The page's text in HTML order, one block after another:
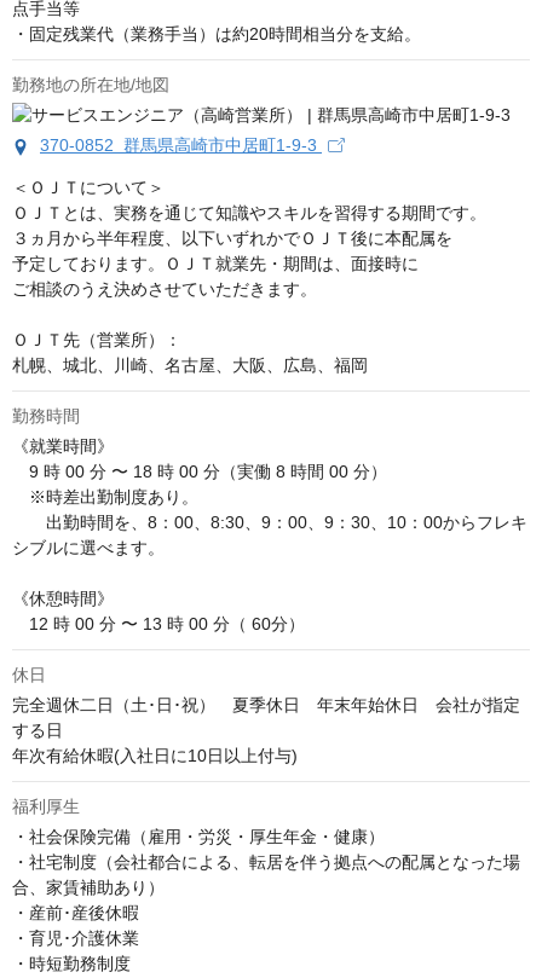
点手当等
・固定残業代（業務手当）は約20時間相当分を支給。
勤務地の所在地/地図
370-0852 群馬県高崎市中居町1-9-3
＜ＯＪＴについて＞
ＯＪＴとは、実務を通じて知識やスキルを習得する期間です。
３ヵ月から半年程度、以下いずれかでＯＪＴ後に本配属を
予定しております。ＯＪＴ就業先・期間は、面接時に
ご相談のうえ決めさせていただきます。
ＯＪＴ先（営業所）：
札幌、城北、川崎、名古屋、大阪、広島、福岡
勤務時間
《就業時間》
9 時 00 分 〜 18 時 00 分（実働 8 時間 00 分）
※時差出勤制度あり。
出勤時間を、8：00、8:30、9：00、9：30、10：00からフレキ
シブルに選べます。
《休憩時間》
12 時 00 分 〜 13 時 00 分（ 60分）
休日
完全週休二日（土･日･祝）　夏季休日　年末年始休日　会社が指定
する日
年次有給休暇(入社日に10日以上付与)
福利厚生
・社会保険完備（雇用・労災・厚生年金・健康）
・社宅制度（会社都合による、転居を伴う拠点への配属となった場
合、家賃補助あり）
・産前･産後休暇
・育児･介護休業
・時短勤務制度